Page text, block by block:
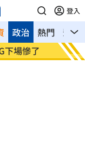
登入
熱門 影音
政治
霸氣狂賺
華許9
鋸